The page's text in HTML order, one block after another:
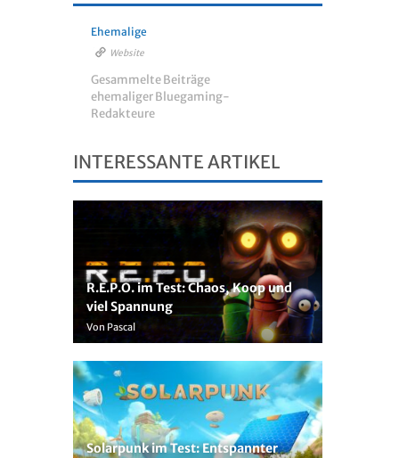
Ehemalige
Website
Gesammelte Beiträge
ehemaliger Bluegaming-
Redakteure
INTERESSANTE ARTIKEL
R.E.P.O. im Test: Chaos, Koop und
viel Spannung
Von Pascal
Solarpunk im Test: Entspannter